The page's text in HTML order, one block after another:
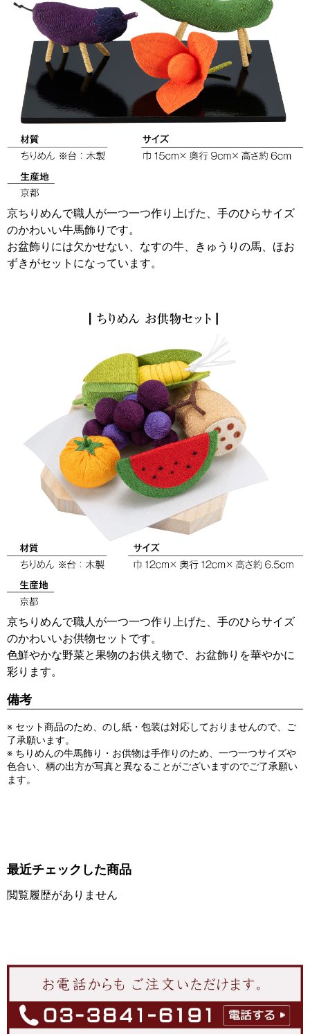
京ちりめんで職人が一つ一つ作り上げた、手のひらサイズ
のかわいい牛馬飾りです。
お盆飾りには欠かせない、なすの牛、きゅうりの馬、ほお
ずきがセットになっています。
京ちりめんで職人が一つ一つ作り上げた、手のひらサイズ
のかわいいお供物セットです。
色鮮やかな野菜と果物のお供え物で、お盆飾りを華やかに
彩ります。
備考
※ セット商品のため、のし紙・包装は対応しておりませんので、ご
了承願います。
※ ちりめんの牛馬飾り・お供物は手作りのため、一つ一つサイズや
色合い、柄の出方が写真と異なることがございますのでご了承願い
ます。
最近チェックした商品
閲覧履歴がありません